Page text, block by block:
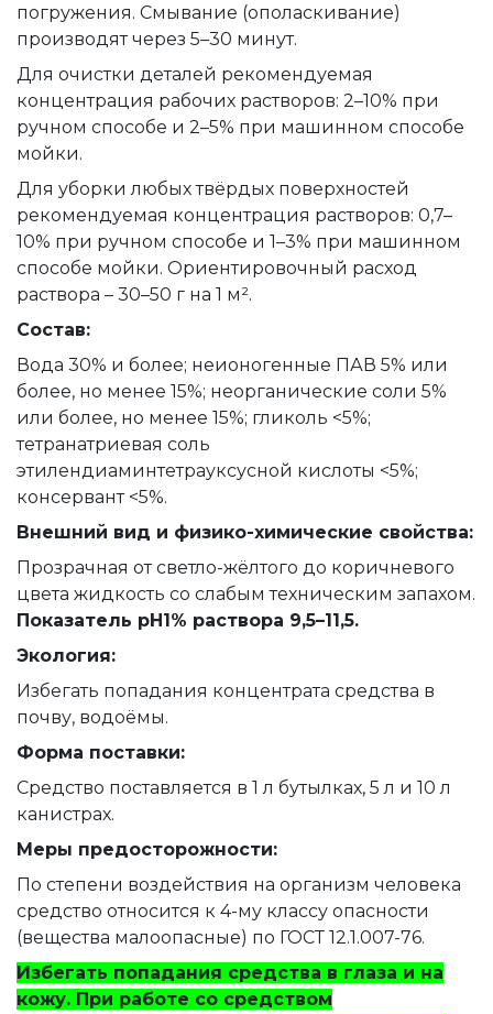
погружения. Смывание (ополаскивание)
производят через 5–30 минут.
Для очистки деталей рекомендуемая
концентрация рабочих растворов: 2–10% при
ручном способе и 2–5% при машинном способе
мойки.
Для уборки любых твёрдых поверхностей
рекомендуемая концентрация растворов: 0,7–
10% при ручном способе и 1–3% при машинном
способе мойки. Ориентировочный расход
раствора – 30–50 г на 1 м².
Состав:
Вода 30% и более; неионогенные ПАВ 5% или
более, но менее 15%; неорганические соли 5%
или более, но менее 15%; гликоль <5%;
тетранатриевая соль
этилендиаминтетрауксусной кислоты <5%;
консервант <5%.
Внешний вид и физико-химические свойства:
Прозрачная от светло-жёлтого до коричневого
цвета жидкость со слабым техническим запахом.
Показатель pH1% раствора 9,5–11,5.
Экология:
Избегать попадания концентрата средства в
почву, водоёмы.
Форма поставки:
Средство поставляется в 1 л бутылках, 5 л и 10 л
канистрах.
Меры предосторожности:
По степени воздействия на организм человека
средство относится к 4-му классу опасности
(вещества малоопасные) по ГОСТ 12.1.007-76.
Избегать попадания средства в глаза и на
кожу. При работе со средством